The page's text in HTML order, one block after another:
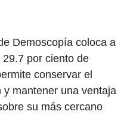
Demoscopía coloca a
29.7 por ciento de
conservar el
mantener una ventaja
su más cercano